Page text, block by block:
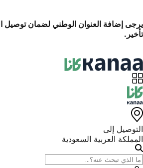
أي
التوصيل إلى
المملكة العربية السعودية